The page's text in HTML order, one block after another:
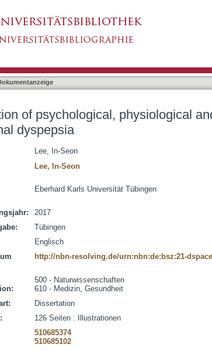
of psychological, physiological
dyspepsia
Lee, In-Seon
Lee, In-Seon
Eberhard Karls Universität Tübingen
2017
Tübingen
Englisch
http://nbn-resolving.de/urn:nbn:de:bsz:21-
500 - Naturwissenschaften
610 - Medizin, Gesundheit
Dissertation
126 Seiten : Illustrationen
510685374
510685102